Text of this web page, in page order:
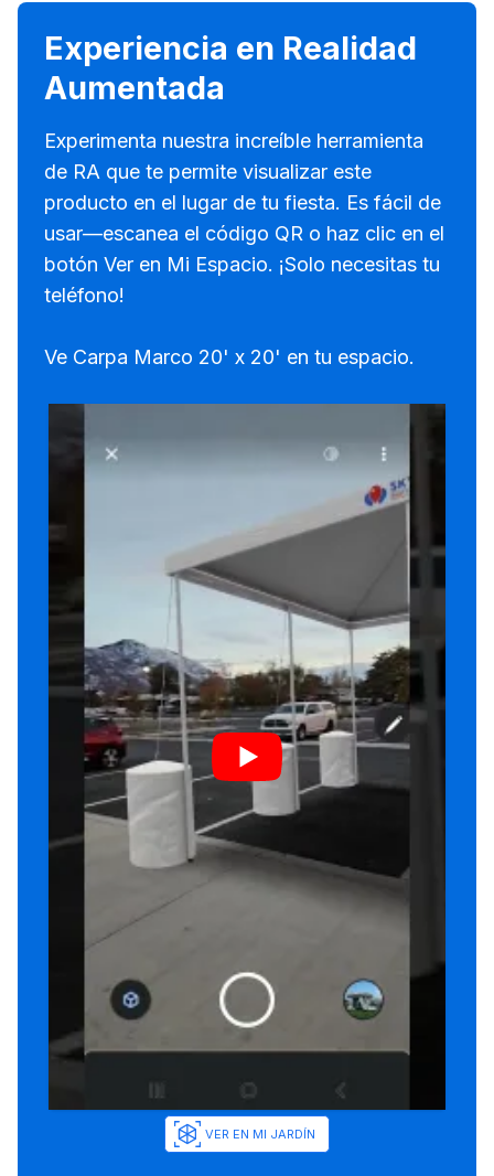
Experiencia en Realidad
Aumentada
Experimenta nuestra increíble herramienta
de RA que te permite visualizar este
producto en el lugar de tu fiesta. Es fácil de
usar—escanea el código QR o haz clic en el
botón Ver en Mi Espacio. ¡Solo necesitas tu
teléfono!
Ve Carpa Marco 20' x 20' en tu espacio.
VER EN MI JARDÍN